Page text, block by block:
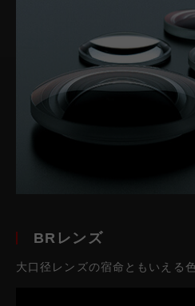
BRレンズ
大口径レンズの宿命ともいえる